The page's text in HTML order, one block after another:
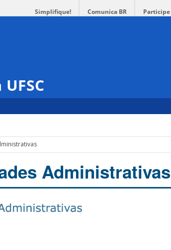
Simplifique! Comunica BR Participe
Administrativas